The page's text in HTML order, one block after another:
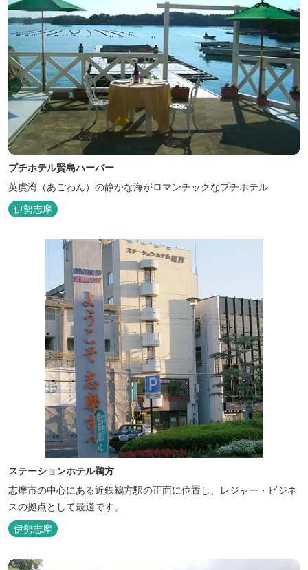
プチホテル賢島ハーバー
英虞湾（あごわん）の静かな海がロマンチックなプチホテル
伊勢志摩
ステーションホテル鵜方
志摩市の中心にある近鉄鵜方駅の正面に位置し、レジャー・ビジネ
スの拠点として最適です。
伊勢志摩